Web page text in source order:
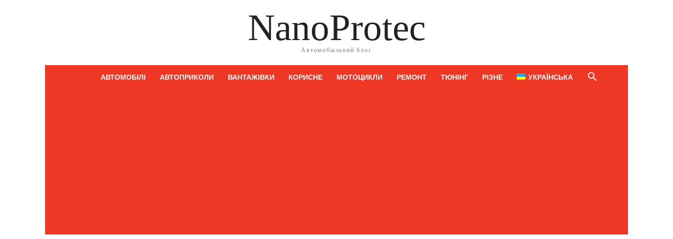
NanoProtec
Автомобыльний блог
АВТОМОБІЛІ АВТОПРИКОЛИ ВАНТАЖІВКИ КОРИСНЕ МОТОЦИКЛИ РЕМОНТ ТЮНІНГ РІЗНЕ УКРАЇНСЬКА